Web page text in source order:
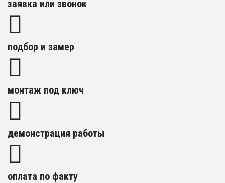
заявка или звонок
подбор и замер
монтаж под ключ
демонстрация работы
оплата по факту